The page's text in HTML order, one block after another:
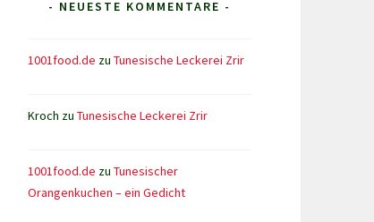
- NEUESTE KOMMENTARE -
1001food.de zu Tunesische Leckerei Zrir
Kroch zu Tunesische Leckerei Zrir
1001food.de zu Tunesischer
Orangenkuchen – ein Gedicht